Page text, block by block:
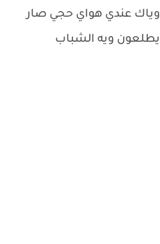
وياك عندي هواي حجي صار
ويه الشباب